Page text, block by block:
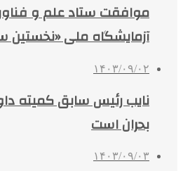
موافقت ستاد علم و
آزمایشگاه ملی «نخستین
۱۴۰۳/۰۹/۰۲
نایب رئیس سابق کمیته
بحران است
۱۴۰۳/۰۹/۰۳